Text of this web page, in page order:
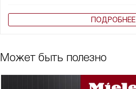
ПОДРОБНЕЕ
Может быть полезно